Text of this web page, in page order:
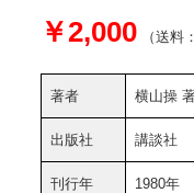
￥2,000 （送料
著者 横山操
出版社 講談社
刊行年 1980年